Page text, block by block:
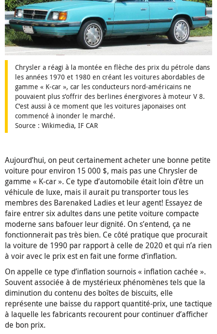
Chrysler a réagi à la montée en flèche des prix du pétrole dans
les années 1970 et 1980 en créant les voitures abordables de
gamme « K-car », car les conducteurs nord-américains ne
pouvaient plus s’offrir des berlines énergivores à moteur V 8.
C’est aussi à ce moment que les voitures japonaises ont
commencé à inonder le marché.
Source : Wikimedia, IF CAR
Aujourd’hui, on peut certainement acheter une bonne petite
voiture pour environ 15 000 $, mais pas une Chrysler de
gamme « K-car ». Ce type d’automobile était loin d’être un
véhicule de luxe, mais il aurait pu transporter tous les
membres des Barenaked Ladies et leur agent! Essayez de
faire entrer six adultes dans une petite voiture compacte
moderne sans bafouer leur dignité. On s’entend, ça ne
fonctionnerait pas très bien. Ce côté pratique que procurait
la voiture de 1990 par rapport à celle de 2020 et qui n’a rien
à voir avec le prix est en fait une forme d’inflation.
On appelle ce type d’inflation sournois « inflation cachée ».
Souvent associée à de mystérieux phénomènes tels que la
diminution du contenu des boîtes de biscuits, elle
représente une baisse du rapport quantité-prix, une tactique
à laquelle les fabricants recourent pour continuer d’afficher
de bon prix.